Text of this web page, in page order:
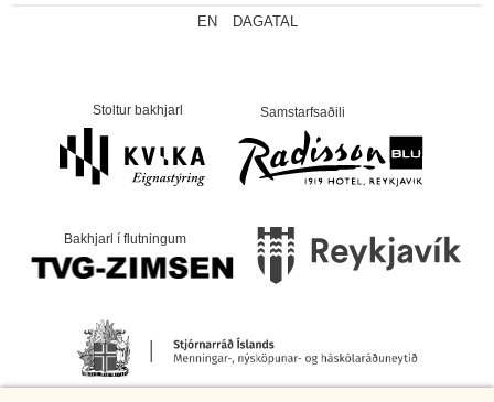
EN DAGATAL
Stoltur bakhjarl Samstarfsaðili
Bakhjarl í flutningum